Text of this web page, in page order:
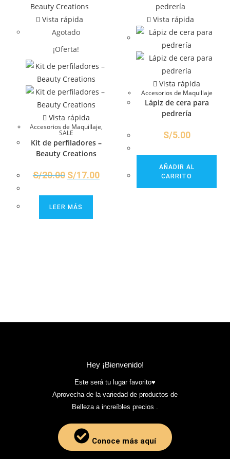
Vista rápida
Agotado
¡Oferta!
Vista rápida
Accesorios de Maquillaje,
SALE
Kit de perfiladores –
Beauty Creations
S/20.00 S/17.00
LEER MÁS
Vista rápida
Vista rápida
Accesorios de Maquillaje
Lápiz de cera para
pedrería
S/5.00
AÑADIR AL
CARRITO
Hey ¡Bienvenido!
Este será tu lugar favorito♥️
Aprovecha de la variedad de productos de
Belleza a increíbles precios .
Conoce más aquí